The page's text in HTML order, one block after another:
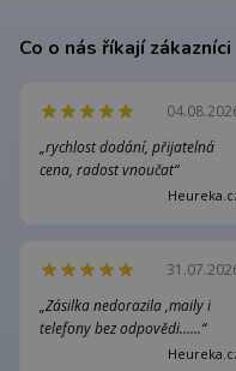
Co o nás říkají zákazníci
„rychlost dodání, přijatelná
cena, radost vnoučat“
„Zásilka nedorazila ,maily i
telefony bez odpovědi......“